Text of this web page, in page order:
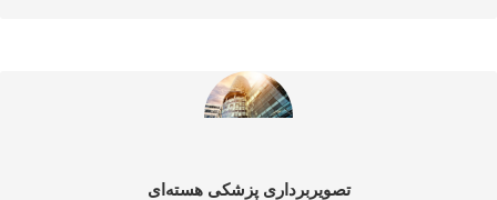
تصویربرداری پزشکی هسته‌ای